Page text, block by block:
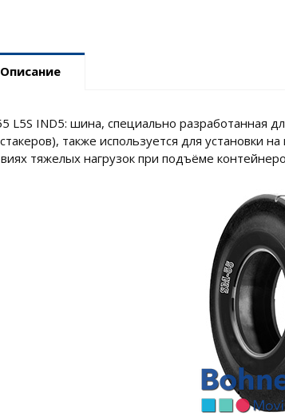
Описание
L5S IND5: шина, специально разработанная
также используется для установки
тяжелых нагрузок при подъёме